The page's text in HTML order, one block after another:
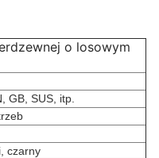
o losowym
GB, SUS, itp.
czarny